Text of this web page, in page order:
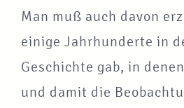
Man muß auch davon
einige Jahrhunderte in
Geschichte gab, in
und damit die